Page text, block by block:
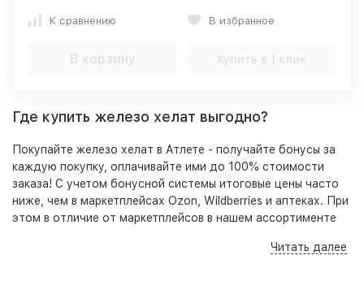
К сравнению В избранное
В корзину Купить в 1 клик
Где купить железо хелат выгодно?
Покупайте железо хелат в Атлете - получайте бонусы за
каждую покупку, оплачивайте ими до 100% стоимости
заказа! С учетом бонусной системы итоговые цены часто
ниже, чем в маркетплейсах Ozon, Wildberries и аптеках. При
этом в отличие от маркетплейсов в нашем ассортименте
гарантирующие безопасность приема и высокуюЧитать далее